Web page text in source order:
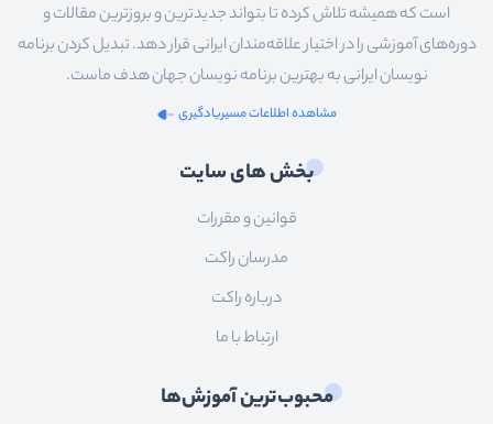
است که همیشه تلاش کرده تا بتواند جدیدترین و بروزترین مقالات و
دوره‌های آموزشی را در اختیار علاقه‌مندان ایرانی قرار دهد. تبدیل کردن برنامه
نویسان ایرانی به بهترین برنامه نویسان جهان هدف ماست.
مشاهده اطلاعات مسیریادگیری
بخش های سایت
قوانین و مقررات
مدرسان راکت
درباره راکت
ارتباط با ما
محبوب‌ترین آموزش‌ها